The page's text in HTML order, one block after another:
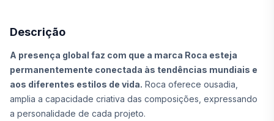
Descrição
A presença global faz com que a marca Roca esteja
permanentemente conectada às tendências mundiais e
aos diferentes estilos de vida. Roca oferece ousadia,
amplia a capacidade criativa das composições, expressando
a personalidade de cada projeto.